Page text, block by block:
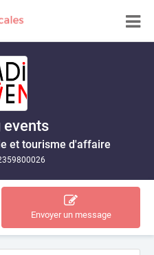
events
et tourisme d'affaire
Envoyer un message